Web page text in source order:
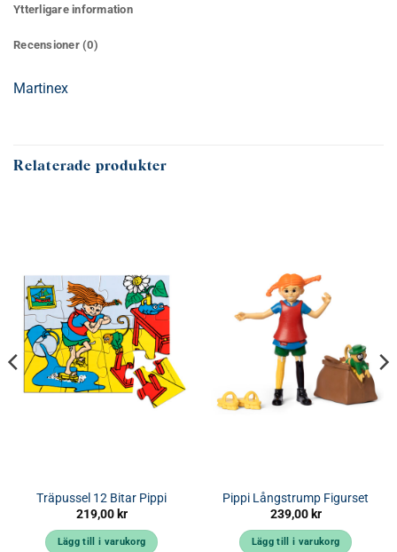
Ytterligare information
Recensioner (0)
Martinex
Relaterade produkter
Träpussel 12 Bitar Pippi
219,00 kr
Lägg till i varukorg
Pippi Långstrump Figurset
239,00 kr
Lägg till i varukorg